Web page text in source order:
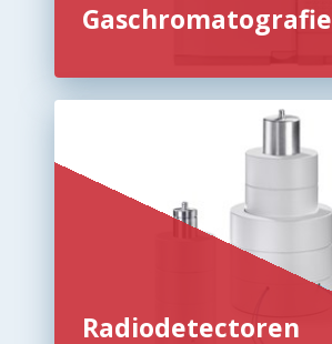
Gaschromatografie
Radiodetectoren